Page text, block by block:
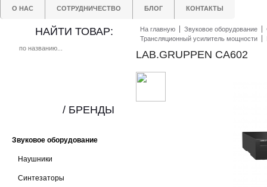
О НАС СОТРУДНИЧЕСТВО БЛОГ КОНТАКТЫ
НАЙТИ ТОВАР:
Звуковое оборудование
Наушники
Синтезаторы
/ БРЕНДЫ
На главную Звуковое оборудование
Трансляционный усилитель мощности
LAB.GRUPPEN CA602